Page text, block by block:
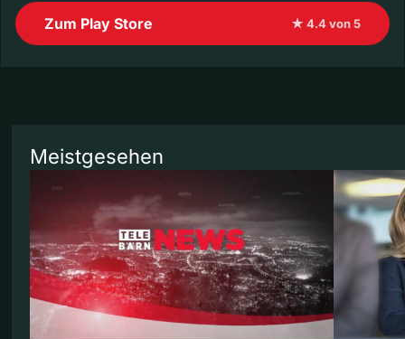
Zum Play Store ★ 4.4 von 5
Meistgesehen